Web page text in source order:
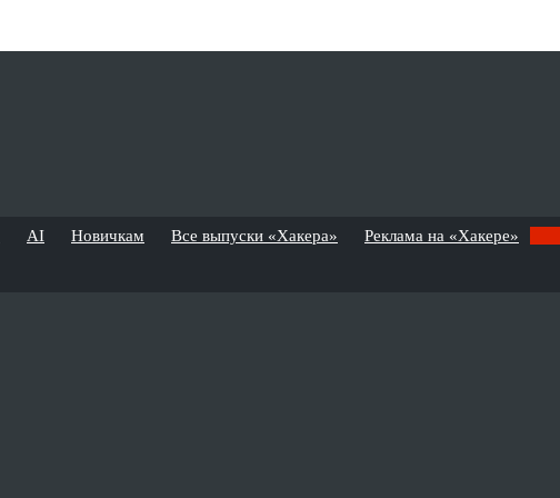
AI Новичкам Все выпуски «Хакера» Реклама на «Хакере»